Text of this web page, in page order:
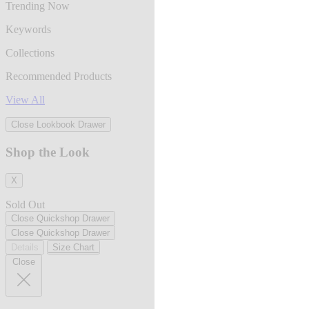
Trending Now
Keywords
Collections
Recommended Products
View All
Close Lookbook Drawer
Shop the Look
X
Sold Out
Close Quickshop Drawer
Close Quickshop Drawer
Size Chart
Close